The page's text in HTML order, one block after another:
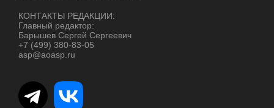
КОНТАКТЫ РЕДАКЦИИ:
Главный редактор:
Барышев Сергей Сергеевич
+7 (499) 380-83-05
asp@aoasp.ru